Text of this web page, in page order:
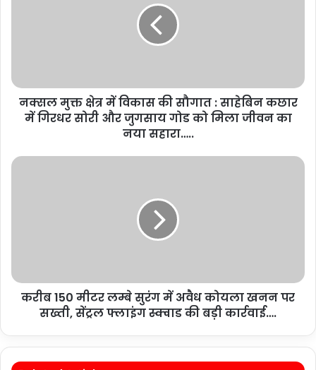
नक्सल मुक्त क्षेत्र में विकास की सौगात : साहेबिन कछार
में गिरधर सोरी और जुगसाय गोड को मिला जीवन का
नया सहारा…..
करीब 150 मीटर लम्बे सुरंग में अवैध कोयला खनन पर
सख्ती, सेंट्रल फ्लाइंग स्क्वाड की बड़ी कार्रवाई….